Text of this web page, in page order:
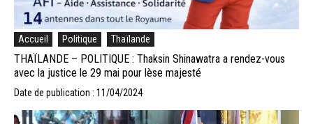
Accueil Politique Thaïlande
THAÏLANDE – POLITIQUE : Thaksin Shinawatra a rendez-vous
avec la justice le 29 mai pour lèse majesté
Date de publication : 11/04/2024